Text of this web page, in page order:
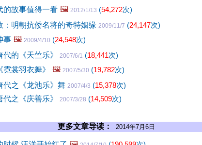
的故事值得一看 🖼️ 2012/1/13 (54,272次)
：明朝抗倭名将的奇特姻缘 2009/11/7 (24,147次)
事 🖼️ 2009/4/10 (24,548次)
的《天竺乐》
2007/6/1 (18,441次)
裳羽衣舞》
🖼️ 2007/5/30 (19,782次)
代之《龙池乐》舞 2007/4/3 (15,378次)
之《庆善乐》
2007/3/28 (14,509次)
更多文章导读： 2014年7月6日